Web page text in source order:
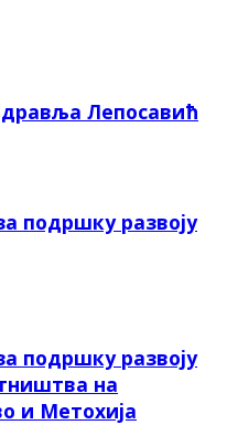
Лепосавић
подршку развоју
подршку развоју
на
и Метохија